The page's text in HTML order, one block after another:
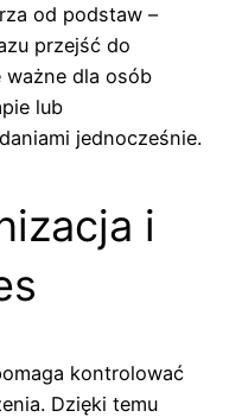
od podstaw –
przejść do
ważne dla osób
lub
jednocześnie.
i
kontrolować
Dzięki temu